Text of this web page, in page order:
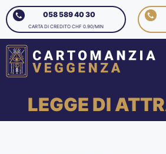
058 589 40 30
CARTA DI CREDITO CHF 0.90/MIN
LEGGE DI